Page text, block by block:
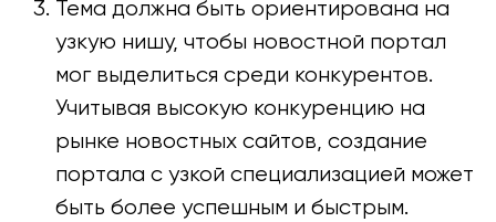
Тема должна быть ориентирована на
узкую нишу, чтобы новостной портал
мог выделиться среди конкурентов.
Учитывая высокую конкуренцию на
рынке новостных сайтов, создание
портала с узкой специализацией может
быть более успешным и быстрым.